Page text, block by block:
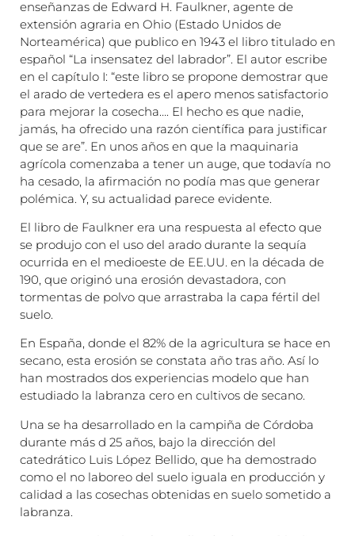
enseñanzas de Edward H. Faulkner, agente de
extensión agraria en Ohio (Estado Unidos de
Norteamérica) que publico en 1943 el libro titulado en
español “La insensatez del labrador”. El autor escribe
en el capítulo I: “este libro se propone demostrar que
el arado de vertedera es el apero menos satisfactorio
para mejorar la cosecha…. El hecho es que nadie,
jamás, ha ofrecido una razón científica para justificar
que se are”. En unos años en que la maquinaria
agrícola comenzaba a tener un auge, que todavía no
ha cesado, la afirmación no podía mas que generar
polémica. Y, su actualidad parece evidente.
El libro de Faulkner era una respuesta al efecto que
se produjo con el uso del arado durante la sequía
ocurrida en el medioeste de EE.UU. en la década de
190, que originó una erosión devastadora, con
tormentas de polvo que arrastraba la capa fértil del
suelo.
En España, donde el 82% de la agricultura se hace en
secano, esta erosión se constata año tras año. Así lo
han mostrados dos experiencias modelo que han
estudiado la labranza cero en cultivos de secano.
Una se ha desarrollado en la campiña de Córdoba
durante más d 25 años, bajo la dirección del
catedrático Luis López Bellido, que ha demostrado
como el no laboreo del suelo iguala en producción y
calidad a las cosechas obtenidas en suelo sometido a
labranza.